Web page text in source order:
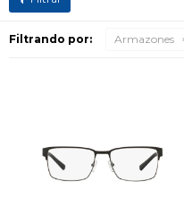
Filtrando por: Armazones